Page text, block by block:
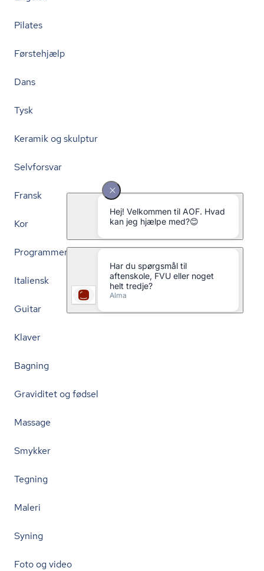
Pilates
Førstehjælp
Dans
Tysk
Keramik og skulptur
Selvforsvar
Fransk
Kor
Programmering
Italiensk
Guitar
Klaver
Bagning
Graviditet og fødsel
Massage
Smykker
Tegning
Maleri
Syning
Foto og video